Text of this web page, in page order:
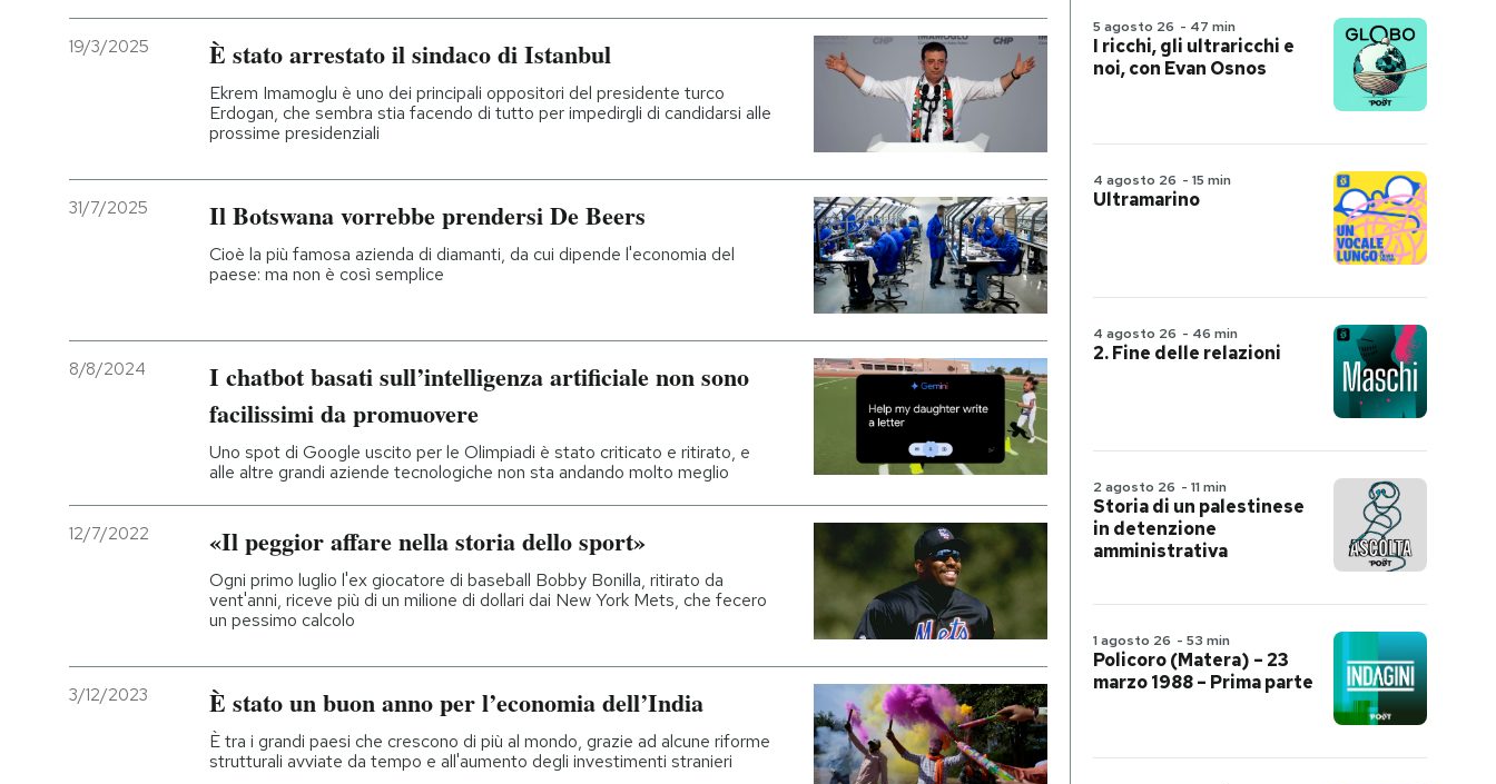
19/3/2025 È stato arrestato il sindaco di Istanbul
Ekrem Imamoglu è uno dei principali oppositori del presidente turco
Erdogan, che sembra stia facendo di tutto per impedirgli di candidarsi alle
prossime presidenziali
31/7/2025 Il Botswana vorrebbe prendersi De Beers
Cioè la più famosa azienda di diamanti, da cui dipende l'economia del
paese: ma non è così semplice
8/8/2024
I chatbot basati sull’intelligenza artificiale non sono
facilissimi da promuovere
Uno spot di Google uscito per le Olimpiadi è stato criticato e ritirato, e
alle altre grandi aziende tecnologiche non sta andando molto meglio
12/7/2022 «Il peggior affare nella storia dello sport»
Ogni primo luglio l'ex giocatore di baseball Bobby Bonilla, ritirato da
vent'anni, riceve più di un milione di dollari dai New York Mets, che fecero
un pessimo calcolo
3/12/2023 È stato un buon anno per l’economia dell’India
È tra i grandi paesi che crescono di più al mondo, grazie ad alcune riforme
strutturali avviate da tempo e all'aumento degli investimenti stranieri
5 agosto 26 - 47 min
I ricchi, gli ultraricchi e
noi, con Evan Osnos
4 agosto 26 - 15 min
Ultramarino
4 agosto 26 - 46 min
2. Fine delle relazioni
2 agosto 26 - 11 min
Storia di un palestinese
in detenzione
amministrativa
1 agosto 26 - 53 min
Policoro (Matera) – 23
marzo 1988 – Prima parte